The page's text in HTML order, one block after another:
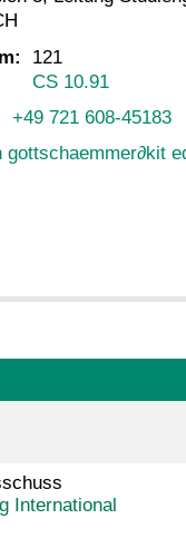
121
CS 10.91
+49 721 608-45183
gottschaemmer∂kit
International